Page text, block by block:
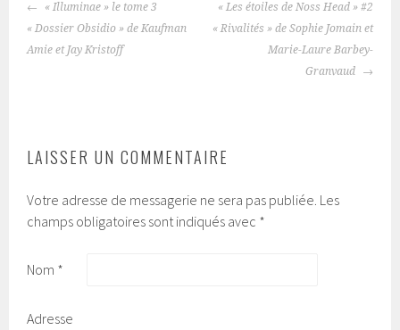
NAVIGATION
DES
« Illuminae » le tome 3
« Dossier Obsidio » de Kaufman
Amie et Jay Kristoff
« Les étoiles de Noss Head » #2
« Rivalités » de Sophie Jomain et
Marie-Laure Barbey-
Granvaud
LAISSER UN COMMENTAIRE
Votre adresse de messagerie ne sera pas publiée. Les
champs obligatoires sont indiqués avec *
Nom *
Adresse